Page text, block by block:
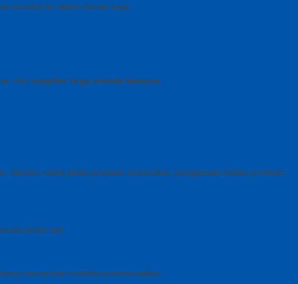
tersebut ke dalam desain toga.
oleh supplier toga wisuda kampus:
Namun, untuk jubah pimpinan universitas, penggunaan bahan premium
terdiri dari:
menambah estetika profesionalitas.